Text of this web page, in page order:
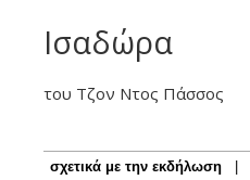
Ισαδώρα
του Τζον Ντος Πάσσος
σχετικά με την εκδήλωση |